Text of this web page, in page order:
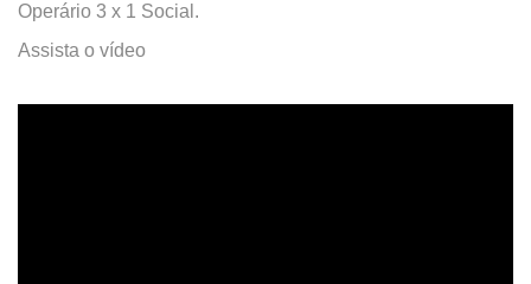
Operário 3 x 1 Social.
Assista o vídeo